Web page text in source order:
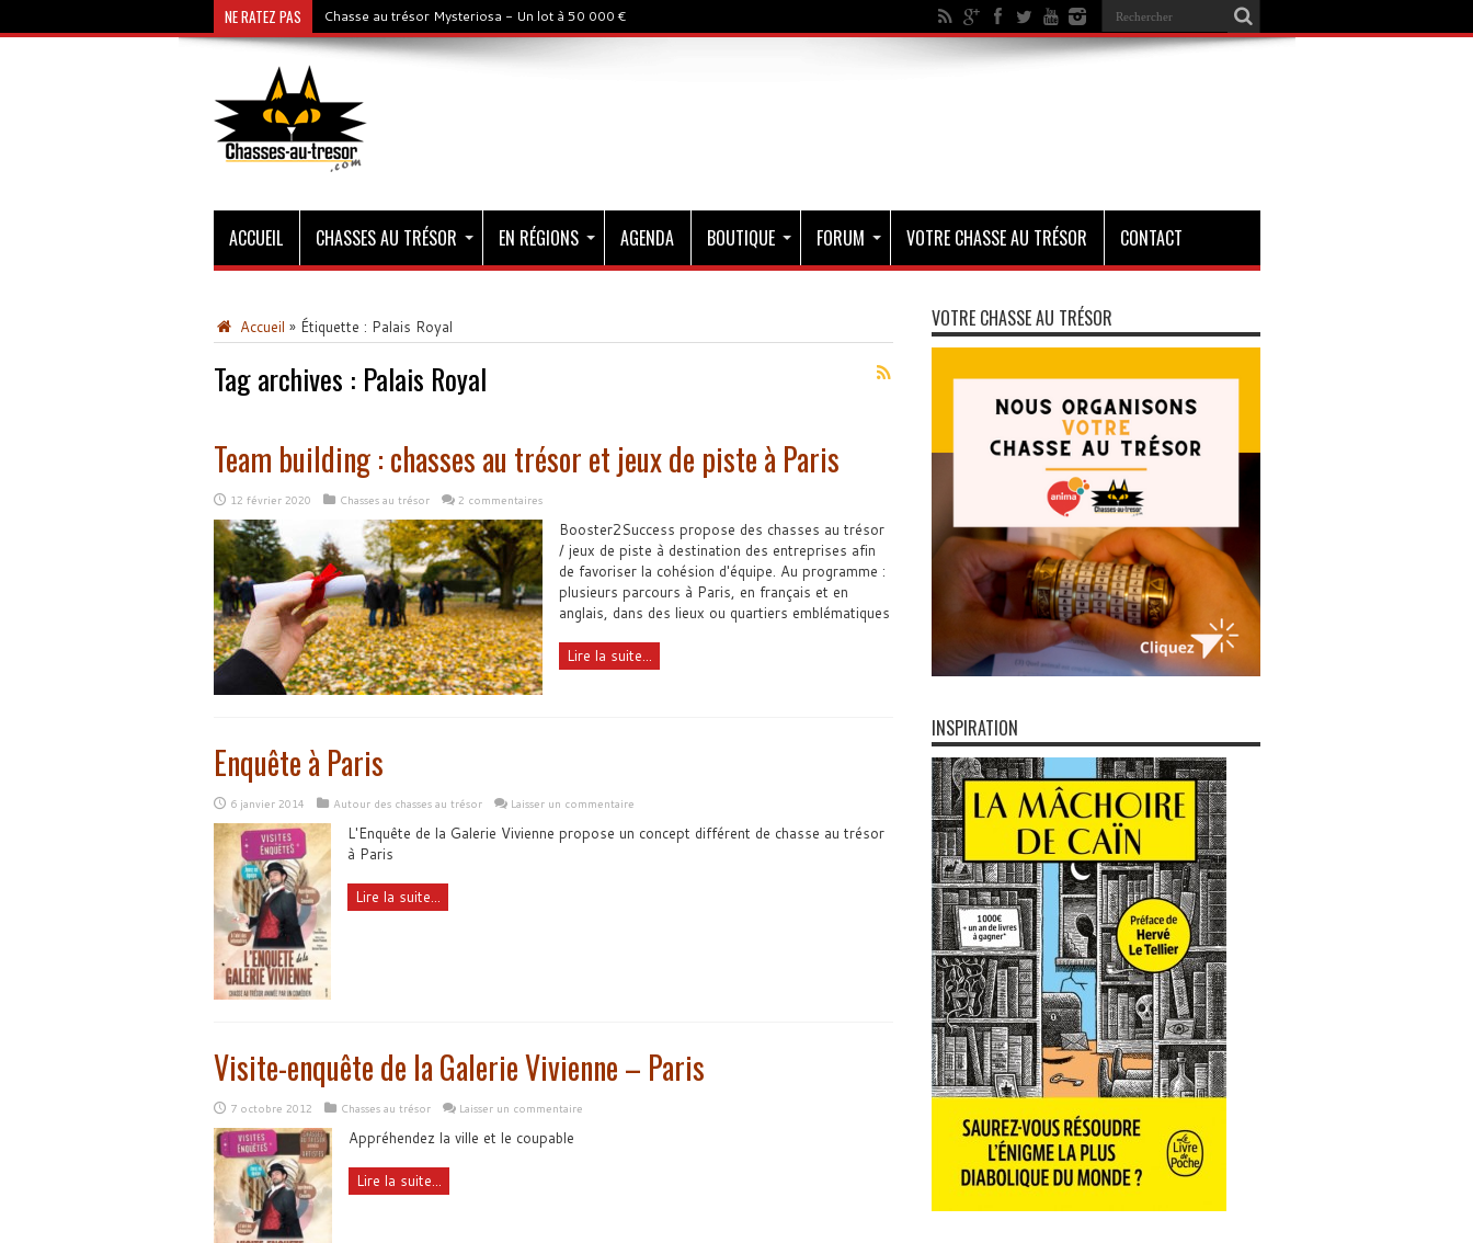
NE RATEZ PAS Chasse au trésor Mysteriosa - Un lot à 50 000 €
ACCUEIL CHASSES AU TRÉSOR EN RÉGIONS AGENDA BOUTIQUE FORUM VOTRE CHASSE AU TRÉSOR CONTACT
Accueil » Étiquette : Palais Royal
Tag archives : Palais Royal
Team building : chasses au trésor et jeux de piste à Paris
12 février 2020 Chasses au trésor 2 commentaires
Booster2Success propose des chasses au trésor
/ jeux de piste à destination des entreprises afin
de favoriser la cohésion d'équipe. Au programme :
plusieurs parcours à Paris, en français et en
anglais, dans des lieux ou quartiers emblématiques
Lire la suite...
Enquête à Paris
6 janvier 2014 Autour des chasses au trésor Laisser un commentaire
L'Enquête de la Galerie Vivienne propose un concept différent de chasse au trésor
à Paris
Lire la suite...
Visite-enquête de la Galerie Vivienne – Paris
7 octobre 2012 Chasses au trésor Laisser un commentaire
Appréhendez la ville et le coupable
Lire la suite...
VOTRE CHASSE AU TRÉSOR
INSPIRATION